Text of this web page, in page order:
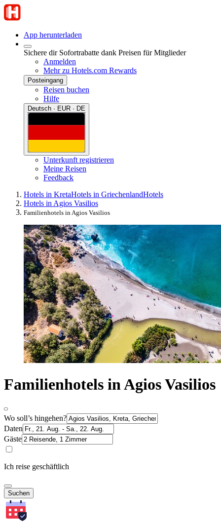
App herunterladen
Sichere dir Sofortrabatte dank Preisen für Mitglieder
Anmelden
Mehr zu Hotels.com Rewards
Posteingang
Reisen buchen
Hilfe
Deutsch · EUR · DE
Unterkunft registrieren
Meine Reisen
Feedback
Hotels in KretaHotels in GriechenlandHotels
Hotels in Agios Vasilios
Familienhotels in Agios Vasilios
Familienhotels in Agios Vasilios
Wo soll’s hingehen?
Daten
Gäste
Ich reise geschäftlich
Suchen